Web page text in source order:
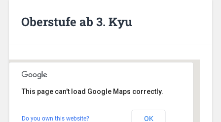
Oberstufe ab 3. Kyu
This page can't load Google Maps correctly.
Do you own this website? OK